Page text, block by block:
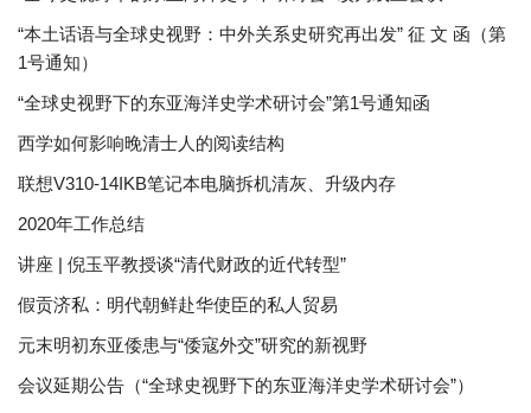
“本土话语与全球史视野：中外关系史研究再出发” 征 文 函（第
1号通知）
“全球史视野下的东亚海洋史学术研讨会”第1号通知函
西学如何影响晚清士人的阅读结构
联想V310-14IKB笔记本电脑拆机清灰、升级内存
2020年工作总结
讲座 | 倪玉平教授谈“清代财政的近代转型”
假贡济私：明代朝鲜赴华使臣的私人贸易
元末明初东亚倭患与“倭寇外交”研究的新视野
会议延期公告（“全球史视野下的东亚海洋史学术研讨会”）